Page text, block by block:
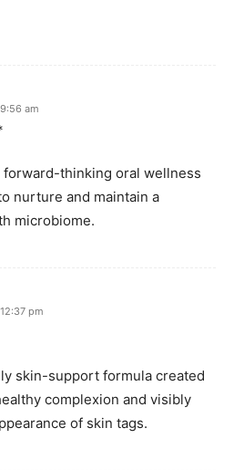
am
forward-thinking oral wellness
nurture and maintain a
microbiome.
pm
skin-support formula created
complexion and visibly
of skin tags.